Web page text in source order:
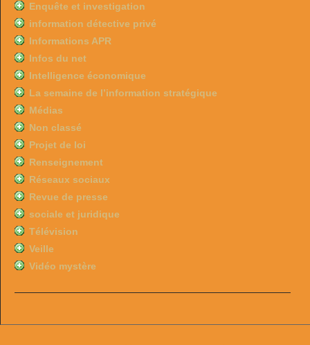
Enquête et investigation
information détective privé
Informations APR
Infos du net
Intelligence économique
La semaine de l’information stratégique
Médias
Non classé
Projet de loi
Renseignement
Réseaux sociaux
Revue de presse
sociale et juridique
Télévision
Veille
Vidéo mystère